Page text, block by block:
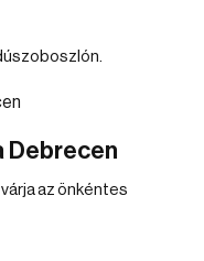
Debrecen
az önkéntes